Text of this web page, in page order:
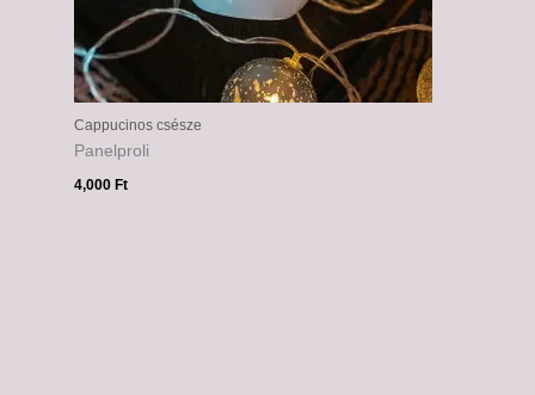
Cappucinos csésze
Panelproli
4,000 Ft